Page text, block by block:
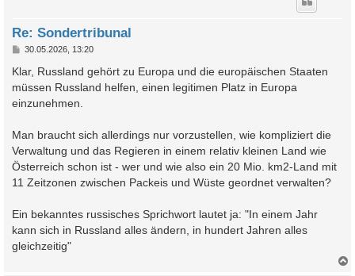
Re: Sondertribunal
B
i
r
a
g
30.05.2026, 13:20
Klar, Russland gehört zu Europa und die europäischen Staaten
müssen Russland helfen, einen legitimen Platz in Europa
einzunehmen.
Man braucht sich allerdings nur vorzustellen, wie kompliziert die
Verwaltung und das Regieren in einem relativ kleinen Land wie
Österreich schon ist - wer und wie also ein 20 Mio. km2-Land mit
11 Zeitzonen zwischen Packeis und Wüste geordnet verwalten?
Ein bekanntes russisches Sprichwort lautet ja: "In einem Jahr
kann sich in Russland alles ändern, in hundert Jahren alles
gleichzeitig"